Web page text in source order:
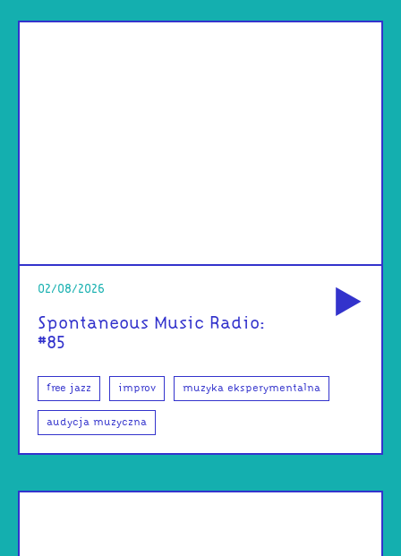
02/08/2026
Spontaneous Music Radio:
#85
free jazz improv muzyka eksperymentalna
audycja muzyczna